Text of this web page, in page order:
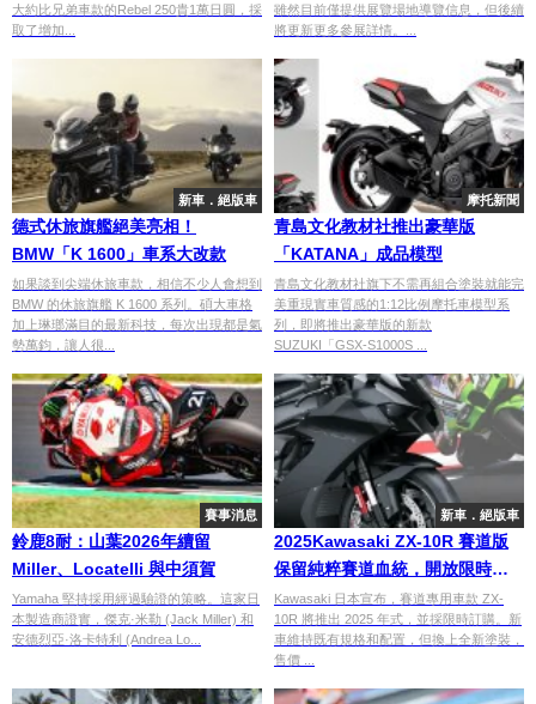
大約比兄弟車款的Rebel 250貴1萬日圓，採
取了增加...
雖然目前僅提供展覽場地導覽信息，但後續
將更新更多參展詳情。...
新車．絕版車
德式休旅旗艦絕美亮相！
BMW「K 1600」車系大改款
如果談到尖端休旅車款，相信不少人會想到
BMW 的休旅旗艦 K 1600 系列。碩大車格
加上琳瑯滿目的最新科技，每次出現都是氣
勢萬鈞，讓人很...
摩托新聞
青島文化教材社推出豪華版
「KATANA」成品模型
青島文化教材社旗下不需再組合塗裝就能完
美重現實車質感的1:12比例摩托車模型系
列，即將推出豪華版的新款
SUZUKI「GSX-S1000S ...
賽事消息
鈴鹿8耐：山葉2026年續留
Miller、Locatelli 與中須賀
Yamaha 堅持採用經過驗證的策略。這家日
本製造商證實，傑克·米勒 (Jack Miller) 和
安德烈亞·洛卡特利 (Andrea Lo...
新車．絕版車
2025Kawasaki ZX-10R 賽道版
保留純粹賽道血統，開放限時預
購
Kawasaki 日本宣布，賽道專用車款 ZX-
10R 將推出 2025 年式，並採限時訂購。新
車維持既有規格和配置，但換上全新塗裝，
售價 ...